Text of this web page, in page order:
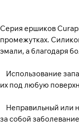
Серия ершиков
промежутках.
эмали, а благодаря
Использование
их под любую
Неправильный или
за собой